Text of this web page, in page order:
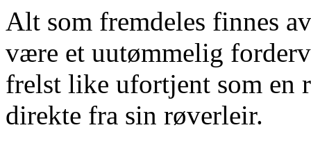
Alt som fremdeles finnes
være et uutømmelig
frelst like ufortjent som en
direkte fra sin røverleir.